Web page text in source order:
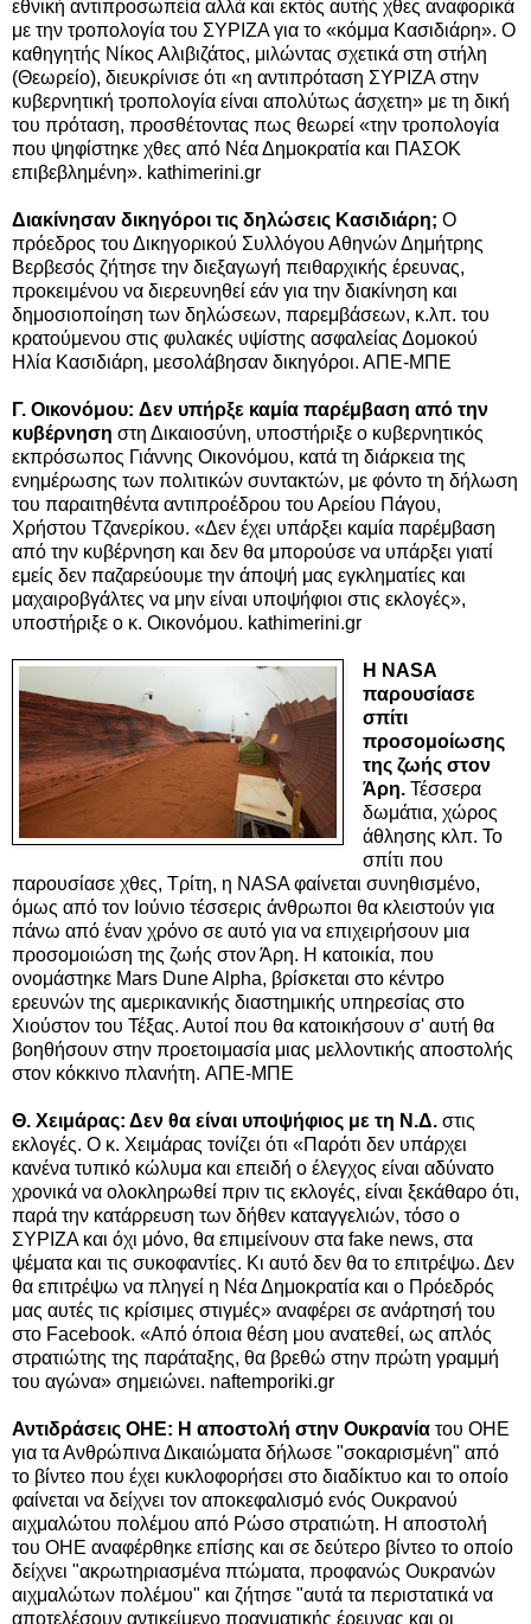
εθνική αντιπροσωπεία αλλά και εκτός αυτής χθες αναφορικά
με την τροπολογία του ΣΥΡΙΖΑ για το «κόμμα Κασιδιάρη». Ο
καθηγητής Νίκος Αλιβιζάτος, μιλώντας σχετικά στη στήλη
(Θεωρείο), διευκρίνισε ότι «η αντιπρόταση ΣΥΡΙΖΑ στην
κυβερνητική τροπολογία είναι απολύτως άσχετη» με τη δική
του πρόταση, προσθέτοντας πως θεωρεί «την τροπολογία
που ψηφίστηκε χθες από Νέα Δημοκρατία και ΠΑΣΟΚ
επιβεβλημένη». kathimerini.gr
Διακίνησαν δικηγόροι τις δηλώσεις Κασιδιάρη; Ο
πρόεδρος του Δικηγορικού Συλλόγου Αθηνών Δημήτρης
Βερβεσός ζήτησε την διεξαγωγή πειθαρχικής έρευνας,
προκειμένου να διερευνηθεί εάν για την διακίνηση και
δημοσιοποίηση των δηλώσεων, παρεμβάσεων, κ.λπ. του
κρατούμενου στις φυλακές υψίστης ασφαλείας Δομοκού
Ηλία Κασιδιάρη, μεσολάβησαν δικηγόροι. ΑΠΕ-ΜΠΕ
Γ. Οικονόμου: Δεν υπήρξε καμία παρέμβαση από την
κυβέρνηση στη Δικαιοσύνη, υποστήριξε ο κυβερνητικός
εκπρόσωπος Γιάννης Οικονόμου, κατά τη διάρκεια της
ενημέρωσης των πολιτικών συντακτών, με φόντο τη δήλωση
του παραιτηθέντα αντιπροέδρου του Αρείου Πάγου,
Χρήστου Τζανερίκου. «Δεν έχει υπάρξει καμία παρέμβαση
από την κυβέρνηση και δεν θα μπορούσε να υπάρξει γιατί
εμείς δεν παζαρεύουμε την άποψή μας εγκληματίες και
μαχαιροβγάλτες να μην είναι υποψήφιοι στις εκλογές»,
υποστήριξε ο κ. Οικονόμου. kathimerini.gr
H NASA
παρουσίασε
σπίτι
προσομοίωσης
της ζωής στον
Άρη.Τέσσερα
δωμάτια, χώρος
άθλησης κλπ. Το
σπίτι που
παρουσίασε χθες, Τρίτη, η NASA φαίνεται συνηθισμένο,
όμως από τον Ιούνιο τέσσερις άνθρωποι θα κλειστούν για
πάνω από έναν χρόνο σε αυτό για να επιχειρήσουν μια
προσομοιώση της ζωής στον Άρη. Η κατοικία, που
ονομάστηκε Mars Dune Alpha, βρίσκεται στο κέντρο
ερευνών της αμερικανικής διαστημικής υπηρεσίας στο
Χιούστον του Τέξας. Αυτοί που θα κατοικήσουν σ' αυτή θα
βοηθήσουν στην προετοιμασία μιας μελλοντικής αποστολής
στον κόκκινο πλανήτη. ΑΠΕ-ΜΠΕ
Θ. Χειμάρας: Δεν θα είναι υποψήφιος με τη Ν.Δ. στις
εκλογές. Ο κ. Χειμάρας τονίζει ότι «Παρότι δεν υπάρχει
κανένα τυπικό κώλυμα και επειδή ο έλεγχος είναι αδύνατο
χρονικά να ολοκληρωθεί πριν τις εκλογές, είναι ξεκάθαρο ότι,
παρά την κατάρρευση των δήθεν καταγγελιών, τόσο ο
ΣΥΡΙΖΑ και όχι μόνο, θα επιμείνουν στα fake news, στα
ψέματα και τις συκοφαντίες. Κι αυτό δεν θα το επιτρέψω. Δεν
θα επιτρέψω να πληγεί η Νέα Δημοκρατία και ο Πρόεδρός
μας αυτές τις κρίσιμες στιγμές» αναφέρει σε ανάρτησή του
στο Facebook. «Από όποια θέση μου ανατεθεί, ως απλός
στρατιώτης της παράταξης, θα βρεθώ στην πρώτη γραμμή
του αγώνα» σημειώνει. naftemporiki.gr
Αντιδράσεις ΟΗΕ: Η αποστολή στην Ουκρανία του ΟΗΕ
για τα Ανθρώπινα Δικαιώματα δήλωσε "σοκαρισμένη" από
το βίντεο που έχει κυκλοφορήσει στο διαδίκτυο και το οποίο
φαίνεται να δείχνει τον αποκεφαλισμό ενός Ουκρανού
αιχμαλώτου πολέμου από Ρώσο στρατιώτη. Η αποστολή
του ΟΗΕ αναφέρθηκε επίσης και σε δεύτερο βίντεο το οποίο
δείχνει "ακρωτηριασμένα πτώματα, προφανώς Ουκρανών
αιχμαλώτων πολέμου" και ζήτησε "αυτά τα περιστατικά να
αποτελέσουν αντικείμενο πραγματικής έρευνας και οι